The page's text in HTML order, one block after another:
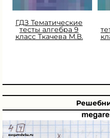
ГДЗ Тематические
тесты алгебра 9
класс Ткачева М.В.